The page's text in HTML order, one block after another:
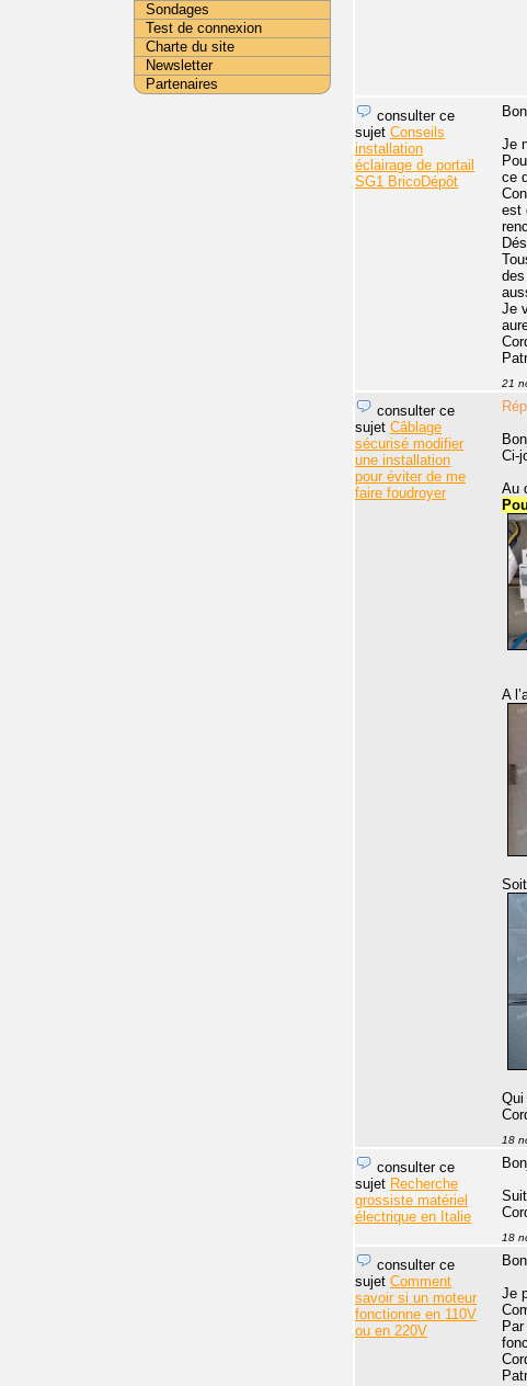
Je
ce
est
Je
21
consulter ce
sujet Conseils
installation
éclairage de portail
SG1 BricoDépôt
Ci-
Au
A
Qui
18
consulter ce
sujet Câblage
sécurisé modifier
une installation
pour éviter de me
faire foudroyer
18
consulter ce
sujet Recherche
grossiste matériel
électrique en Italie
Je
consulter ce
sujet Comment
savoir si un moteur
fonctionne en 110V
ou en 220V
Sondages
Test de connexion
Charte du site
Newsletter
Partenaires